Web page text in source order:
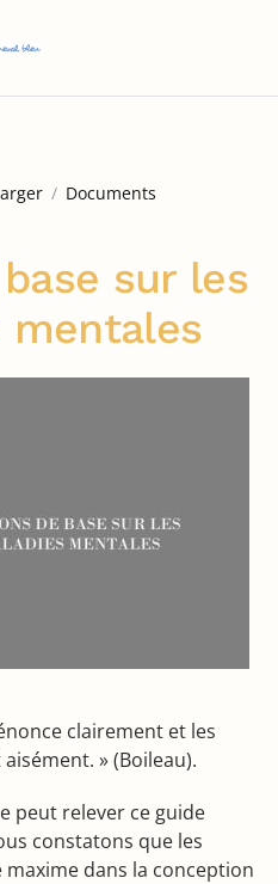
Documents
sur les
mentales
clairement et les
» (Boileau).
peut relever ce guide
constatons que les
dans la conception